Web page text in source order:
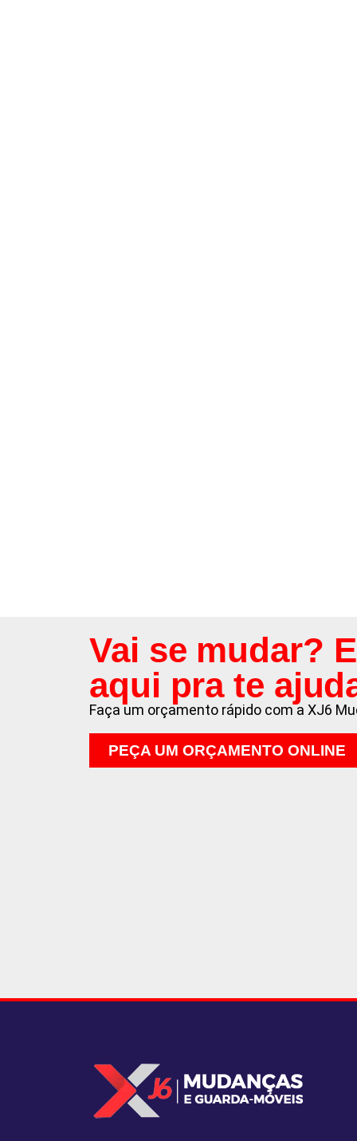
Vai se mudar?
aqui pra te
Faça um orçamento rápido com a XJ6
PEÇA UM ORÇAMENTO ONLINE